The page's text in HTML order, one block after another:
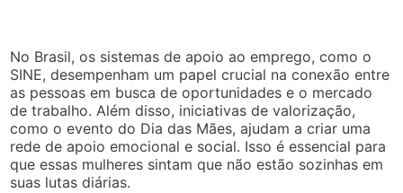
No Brasil, os sistemas de apoio ao emprego, como o
SINE, desempenham um papel crucial na conexão entre
as pessoas em busca de oportunidades e o mercado
de trabalho. Além disso, iniciativas de valorização,
como o evento do Dia das Mães, ajudam a criar uma
rede de apoio emocional e social. Isso é essencial para
que essas mulheres sintam que não estão sozinhas em
suas lutas diárias.